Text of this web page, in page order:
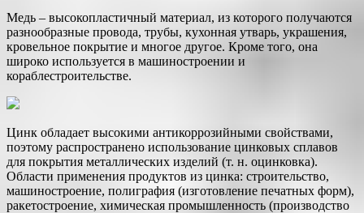
Медь – высокопластичный материал, из которого получаются
разнообразные провода, трубы, кухонная утварь, украшения,
кровельное покрытие и многое другое. Кроме того, она
широко используется в машиностроении и
кораблестроительстве.
Цинк обладает высокими антикоррозийными свойствами,
поэтому распространено использование цинковых сплавов
для покрытия металлических изделий (т. н. оцинковка).
Области применения продуктов из цинка: строительство,
машиностроение, полиграфия (изготовление печатных форм),
ракетостроение, химическая промышленность (производство